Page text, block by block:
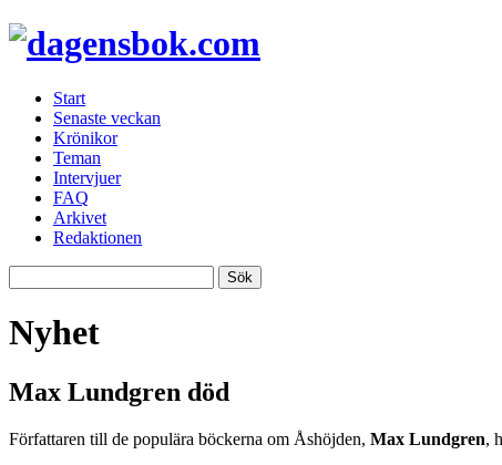
Start
Senaste veckan
Krönikor
Teman
Intervjuer
FAQ
Arkivet
Redaktionen
Nyhet
Max Lundgren död
Författaren till de populära böckerna om Åshöjden, Max Lundgren,